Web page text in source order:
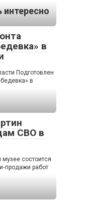
в
Подготовлен
в
СВО в
состоится
работ